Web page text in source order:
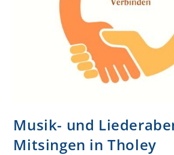
Musik- und
Mitsingen in Tholey